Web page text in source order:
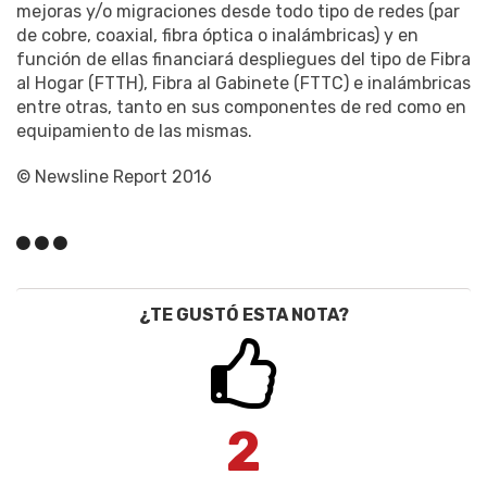
mejoras y/o migraciones desde todo tipo de redes (par
de cobre, coaxial, fibra óptica o inalámbricas) y en
función de ellas financiará despliegues del tipo de Fibra
al Hogar (FTTH), Fibra al Gabinete (FTTC) e inalámbricas
entre otras, tanto en sus componentes de red como en
equipamiento de las mismas.
© Newsline Report 2016
¿TE GUSTÓ ESTA NOTA?
2